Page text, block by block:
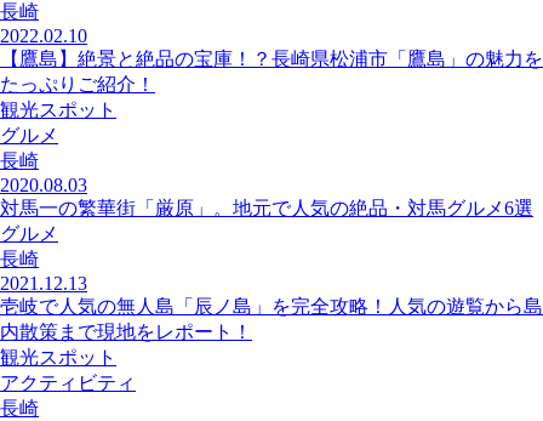
長崎
2022.02.10
【鷹島】絶景と絶品の宝庫！？長崎県松浦市「鷹島」の魅力を
たっぷりご紹介！
観光スポット
グルメ
長崎
2020.08.03
対馬一の繁華街「厳原」。地元で人気の絶品・対馬グルメ6選
グルメ
長崎
2021.12.13
壱岐で人気の無人島「辰ノ島」を完全攻略！人気の遊覧から島
内散策まで現地をレポート！
観光スポット
アクティビティ
長崎